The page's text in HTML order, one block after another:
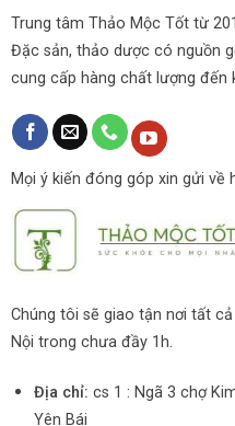
Trung tâm Thảo Mộc Tốt từ
Đặc sản, thảo dược có nguồn
cung cấp hàng chất lượng đến
Mọi ý kiến đóng góp xin gửi về
Chúng tôi sẽ giao tận nơi tất
Nội trong chưa đầy 1h.
Địa chỉ: cs 1 : Ngã 3 chợ
Yên Bái